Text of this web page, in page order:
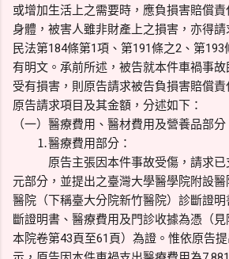
或增加生活上之需要時，應負損害賠償
身體，被害人雖非財產上之損害，亦得請
民法第184條第1項、第191條之2、第
有明文。承前所述，被告就本件車禍事
受有損害，則原告請求被告負損害賠償
原告請求項目及其金額，分述如下：
（一）醫療費用、醫材費用及營養品部分
⒈醫療費用部分：
原告主張因本件事故受傷，請求已
元部分，並提出之臺灣大學醫學院附設
醫院（下稱臺大分院新竹醫院）診斷證
斷證明書、醫療費用及門診收據為憑（見
本院卷第43頁至61頁）為證。惟依原告